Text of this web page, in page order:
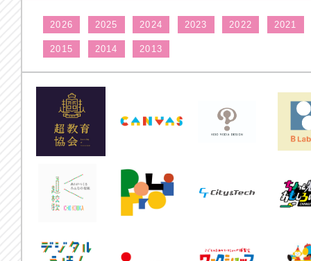
2026 2025 2024 2023 2022 2021
2015 2014 2013